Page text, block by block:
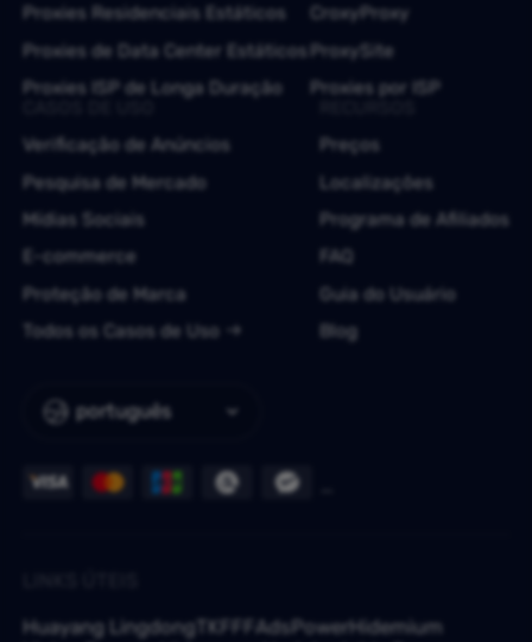
português
Proxies Residenciais Estáticos
Proxies de Data Center Estáticos
Proxies ISP de Longa Duração
CroxyProxy
ProxySite
Proxies por ISP
Verificação de Anúncios
Pesquisa de Mercado
Mídias Sociais
E-commerce
Proteção de Marca
Todos os Casos de Uso
Preços
Localizações
Programa de Afiliados
FAQ
Guia do Usuário
Blog
Huayang Lingdong TKFFF AdsPowerHidemium